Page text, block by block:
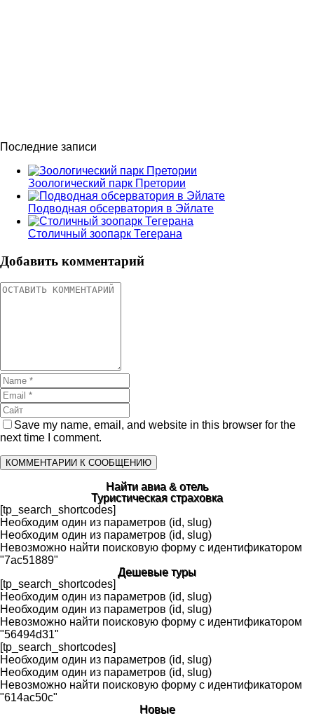
Последние записи
Зоологический парк Претории
Подводная обсерватория в Эйлате
Столичный зоопарк Тегерана
Добавить комментарий
Save my name, email, and website in this browser for the
next time I comment.
Найти авиа & отель
Туристическая страховка
[tp_search_shortcodes]
Необходим один из параметров (id, slug)
Необходим один из параметров (id, slug)
Невозможно найти поисковую форму с идентификатором
"7ac51889"
Дешевые туры
[tp_search_shortcodes]
Необходим один из параметров (id, slug)
Необходим один из параметров (id, slug)
Невозможно найти поисковую форму с идентификатором
"56494d31"
[tp_search_shortcodes]
Необходим один из параметров (id, slug)
Необходим один из параметров (id, slug)
Невозможно найти поисковую форму с идентификатором
"614ac50c"
Новые